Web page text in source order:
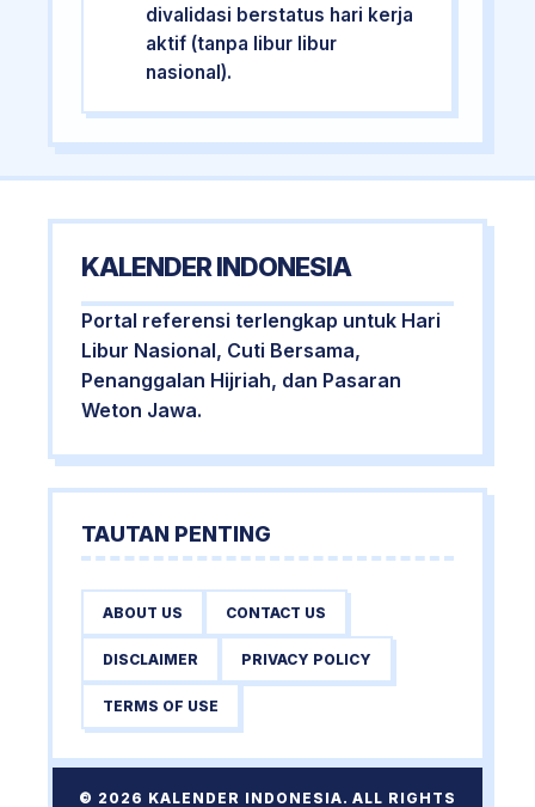
divalidasi berstatus hari kerja
aktif (tanpa libur libur
nasional).
KALENDER INDONESIA
Portal referensi terlengkap untuk Hari
Libur Nasional, Cuti Bersama,
Penanggalan Hijriah, dan Pasaran
Weton Jawa.
TAUTAN PENTING
ABOUT US CONTACT US
DISCLAIMER PRIVACY POLICY
TERMS OF USE
© 2026 KALENDER INDONESIA. ALL RIGHTS